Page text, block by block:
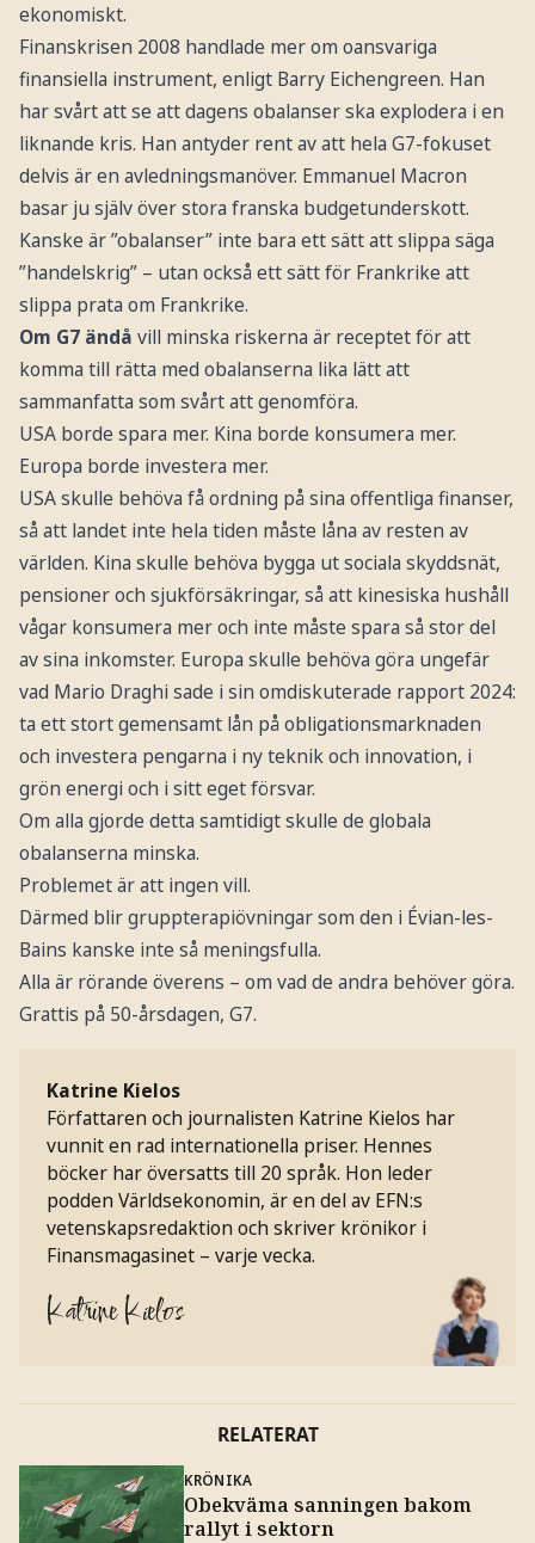
ekonomiskt.
Finanskrisen 2008 handlade mer om oansvariga
finansiella instrument, enligt Barry Eichengreen. Han
har svårt att se att dagens obalanser ska explodera i en
liknande kris. Han antyder rent av att hela G7-fokuset
delvis är en avledningsmanöver. Emmanuel Macron
basar ju själv över stora franska budgetunderskott.
Kanske är ”obalanser” inte bara ett sätt att slippa säga
”handelskrig” – utan också ett sätt för Frankrike att
slippa prata om Frankrike.
Om G7 ändå vill minska riskerna är receptet för att
komma till rätta med obalanserna lika lätt att
sammanfatta som svårt att genomföra.
USA borde spara mer. Kina borde konsumera mer.
Europa borde investera mer.
USA skulle behöva få ordning på sina offentliga finanser,
så att landet inte hela tiden måste låna av resten av
världen. Kina skulle behöva bygga ut sociala skyddsnät,
pensioner och sjukförsäkringar, så att kinesiska hushåll
vågar konsumera mer och inte måste spara så stor del
av sina inkomster. Europa skulle behöva göra ungefär
vad Mario Draghi sade i sin omdiskuterade rapport 2024:
ta ett stort gemensamt lån på obligationsmarknaden
och investera pengarna i ny teknik och innovation, i
grön energi och i sitt eget försvar.
Om alla gjorde detta samtidigt skulle de globala
obalanserna minska.
Problemet är att ingen vill.
Därmed blir gruppterapiövningar som den i Évian-les-
Bains kanske inte så meningsfulla.
Alla är rörande överens – om vad de andra behöver göra.
Grattis på 50-årsdagen, G7.
Katrine Kielos
Författaren och journalisten Katrine Kielos har
vunnit en rad internationella priser. Hennes
böcker har översatts till 20 språk. Hon leder
podden Världsekonomin, är en del av EFN:s
vetenskapsredaktion och skriver krönikor i
Finansmagasinet – varje vecka.
Katrine Kielos
RELATERAT
KRÖNIKA
Obekväma sanningen bakom
rallyt i sektorn